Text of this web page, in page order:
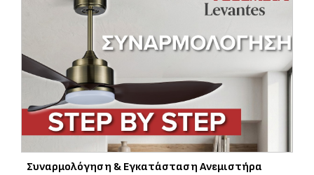
Συναρμολόγηση & Εγκατάσταση Ανεμιστήρα